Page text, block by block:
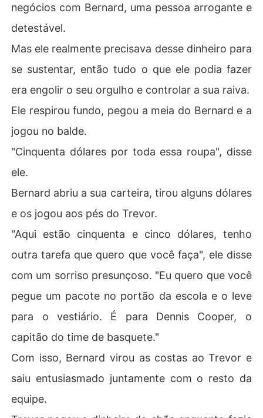
negócios com Bernard, uma pessoa arrogante e
detestável.
Mas ele realmente precisava desse dinheiro para
se sustentar, então tudo o que ele podia fazer
era engolir o seu orgulho e controlar a sua raiva.
Ele respirou fundo, pegou a meia do Bernard e a
jogou no balde.
"Cinquenta dólares por toda essa roupa", disse
ele.
Bernard abriu a sua carteira, tirou alguns dólares
e os jogou aos pés do Trevor.
"Aqui estão cinquenta e cinco dólares, tenho
outra tarefa que quero que você faça", ele disse
com um sorriso presunçoso. "Eu quero que você
pegue um pacote no portão da escola e o leve
para o vestiário. É para Dennis Cooper, o
capitão do time de basquete."
Com isso, Bernard virou as costas ao Trevor e
saiu entusiasmado juntamente com o resto da
equipe.